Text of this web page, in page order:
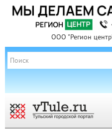
ООО "Регион